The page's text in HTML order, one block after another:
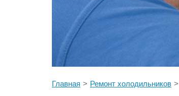
Главная Ремонт холодильников